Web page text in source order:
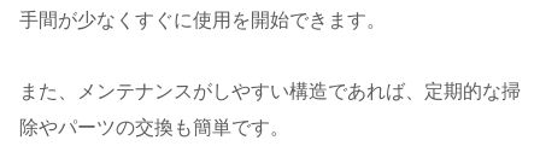
手間が少なくすぐに使用を開始できます。
また、メンテナンスがしやすい構造であれば、定期的な掃
除やパーツの交換も簡単です。